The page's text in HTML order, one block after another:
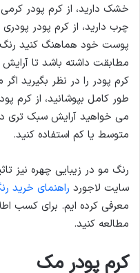
خشک دارید، از کرم پودر
چرب دارید، از کرم پودر
پوست خود هماهنگ کنید رنگ
مطابقت داشته باشد تا
کرم پودر را در نظر بگیرید
طور کامل بپوشانید، از کرم
می خواهید آرایش سبک تری
متوسط یا کم استفاده کنید.
رنگ مو در زیبایی چهره نیز
سایت لاجورد راهنمای خرید
معرفی کرده ایم. برای کسب
مطالعه کنید.
کرم پودر مک